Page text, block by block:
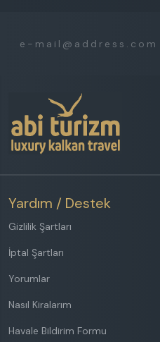
Yardım / Destek
Gizlilik Şartları
İptal Şartları
Yorumlar
Nasıl Kiralarım
Havale Bildirim Formu